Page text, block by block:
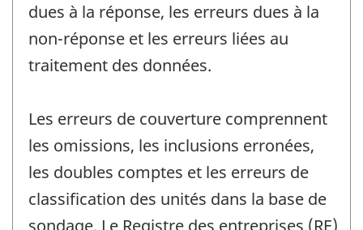
dues à la réponse, les erreurs dues à la
non-réponse et les erreurs liées au
traitement des données.
Les erreurs de couverture comprennent
les omissions, les inclusions erronées,
les doubles comptes et les erreurs de
classification des unités dans la base de
sondage. Le Registre des entreprises (RE)